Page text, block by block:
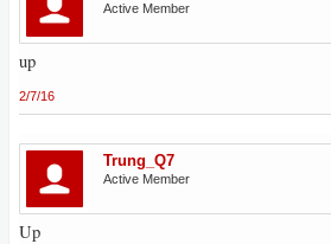
Active Member
up
2/7/16
Trung_Q7
Active Member
Up